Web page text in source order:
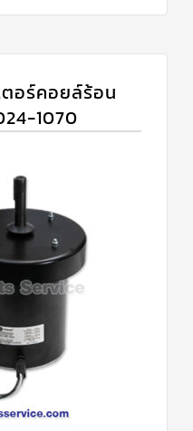
ตอร์คอยล์ร้อน
1070